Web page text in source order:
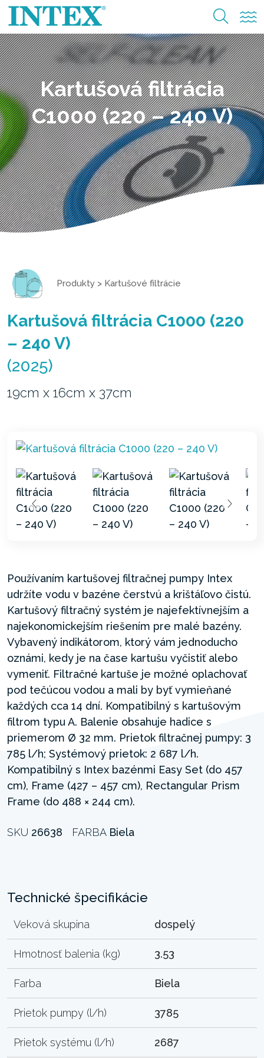
Kartušová filtrácia
C1000 (220 – 240 V)
Produkty > Kartušové filtrácie
Kartušová filtrácia C1000 (220
– 240 V)
(2025)
19cm x 16cm x 37cm
Používaním kartušovej filtračnej pumpy Intex
udržíte vodu v bazéne čerstvú a krištáľovo čistú.
Kartušový filtračný systém je najefektívnejším a
najekonomickejším riešením pre malé bazény.
Vybavený indikátorom, ktorý vám jednoducho
oznámi, kedy je na čase kartušu vyčistiť alebo
vymeniť. Filtračné kartuše je možné oplachovať
pod tečúcou vodou a mali by byť vymieňané
každých cca 14 dní. Kompatibilný s kartušovým
filtrom typu A. Balenie obsahuje hadice s
priemerom Ø 32 mm. Prietok filtračnej pumpy: 3
785 l/h; Systémový prietok: 2 687 l/h.
Kompatibilný s Intex bazénmi Easy Set (do 457
cm), Frame (427 – 457 cm), Rectangular Prism
Frame (do 488 × 244 cm).
SKU 26638 FARBA Biela
Technické špecifikácie
Veková skupina dospelý
Hmotnosť balenia (kg) 3.53
Farba Biela
Prietok pumpy (l/h) 3785
Prietok systému (l/h) 2687